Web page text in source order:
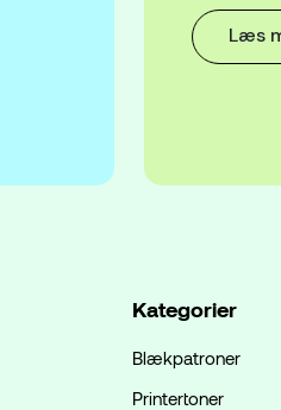
Læs
Kategorier
Blækpatroner
Printertoner